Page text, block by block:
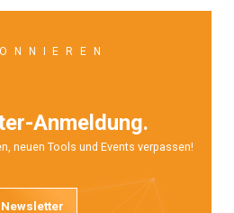
Anmeldung.
neuen Tools und Events verpassen!
Newsletter